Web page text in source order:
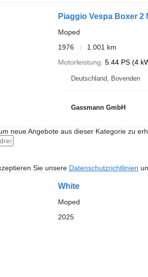
Piaggio Vespa Boxer 2
Moped
1976
1.001 km
Motorleistung 5.44 PS (4
Deutschland, Bovenden
Gassmann GmbH
neue Angebote aus dieser Kategorie zu
Sie unsere Datenschutzrichtlinien
White
Moped
2025